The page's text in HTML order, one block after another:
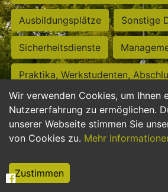
Wir verwenden Cookies, um Ihnen
Nutzererfahrung zu ermöglichen.
unserer Webseite stimmen Sie
von Cookies zu. Mehr
Zustimmen
Ausbildungsplätze Sonstige
Sicherheitsdienste
Praktika, Werkstudenten,
Personalwesen Assistenz,
Hilfskräfte, Aushilfs- und
Weiterbildung, Studium, duale